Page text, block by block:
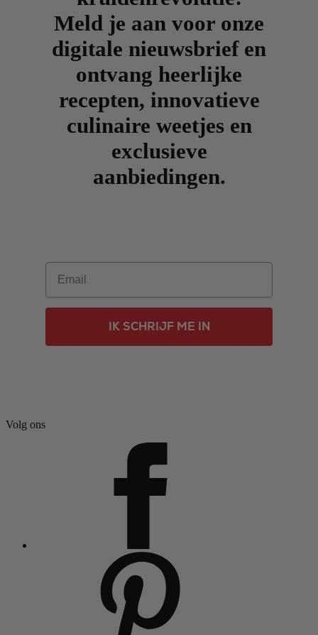
Meld je aan voor onze
digitale nieuwsbrief en
ontvang heerlijke
recepten, innovatieve
culinaire weetjes en
exclusieve
aanbiedingen.
Email
IK SCHRIJF ME IN
Volg ons